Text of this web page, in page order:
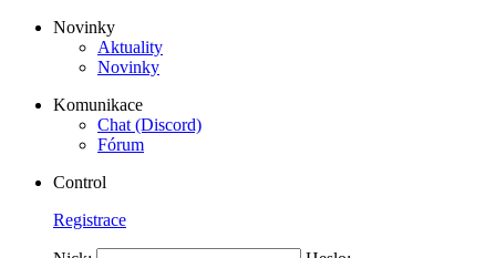
Novinky
Aktuality
Novinky
Komunikace
Chat (Discord)
Fórum
Control
Registrace